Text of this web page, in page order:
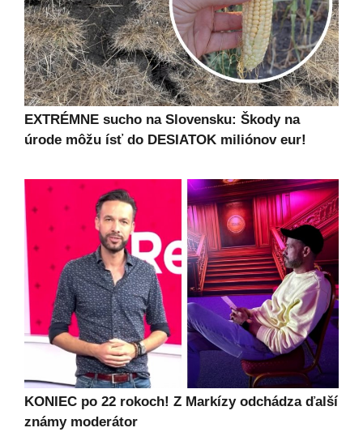
EXTRÉMNE sucho na Slovensku: Škody na
úrode môžu ísť do DESIATOK miliónov eur!
KONIEC po 22 rokoch! Z Markízy odchádza ďalší
známy moderátor